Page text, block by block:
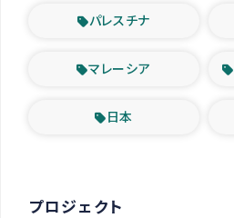
パレスチナ
マレーシア
日本
プロジェクト